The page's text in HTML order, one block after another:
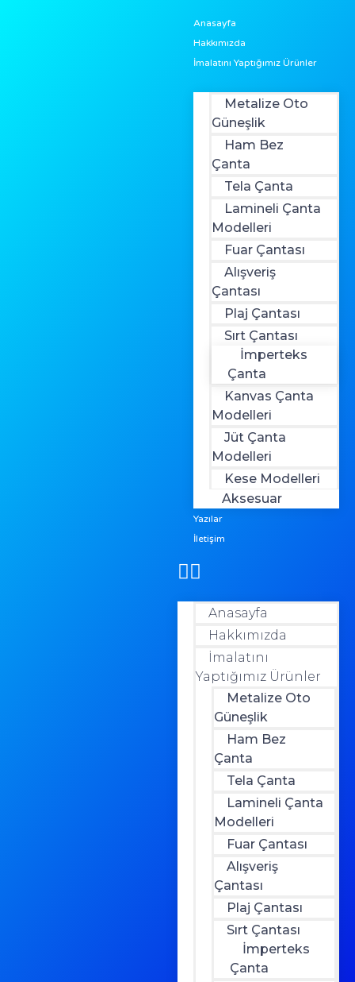
Anasayfa
Hakkımızda
İmalatını Yaptığımız Ürünler
Metalize Oto
Güneşlik
Ham Bez
Çanta
Tela Çanta
Lamineli Çanta
Modelleri
Fuar Çantası
Alışveriş
Çantası
Plaj Çantası
Sırt Çantası
İmperteks
Çanta
Kanvas Çanta
Modelleri
Jüt Çanta
Modelleri
Kese Modelleri
Aksesuar
Yazılar
İletişim
Anasayfa
Hakkımızda
İmalatını
Yaptığımız Ürünler
Metalize Oto
Güneşlik
Ham Bez
Çanta
Tela Çanta
Lamineli Çanta
Modelleri
Fuar Çantası
Alışveriş
Çantası
Plaj Çantası
Sırt Çantası
İmperteks
Çanta